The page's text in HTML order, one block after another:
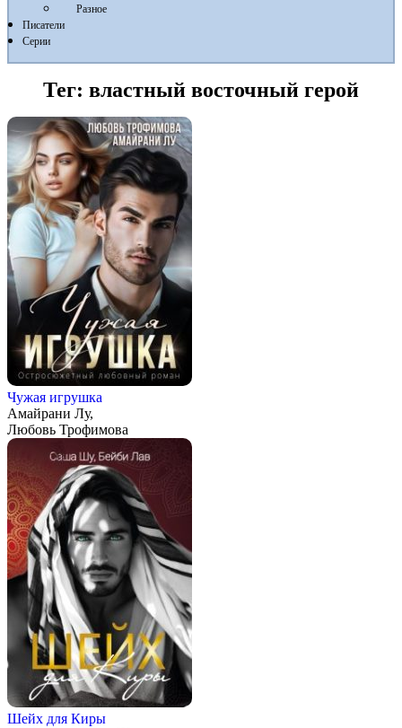
Разное
Писатели
Серии
Тег: властный восточный герой
Чужая игрушка
Амайрани Лу,
Любовь Трофимова
Шейх для Киры